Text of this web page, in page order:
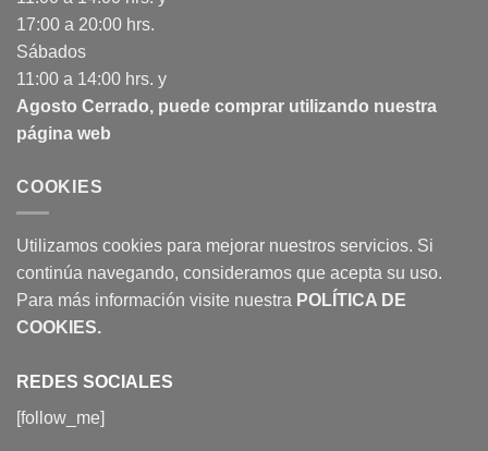
17:00 a 20:00 hrs.
Sábados
11:00 a 14:00 hrs. y
Agosto Cerrado, puede comprar utilizando nuestra
página web
COOKIES
Utilizamos cookies para mejorar nuestros servicios. Si
continúa navegando, consideramos que acepta su uso.
Para más información visite nuestra POLÍTICA DE
COOKIES.
REDES SOCIALES
[follow_me]